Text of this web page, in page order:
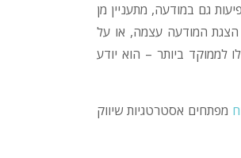
גם במודעה, מתעניין מן
המודעה עצמה, או על
ביותר – הוא יודע
מפתחים אסטרטגיות שיווק